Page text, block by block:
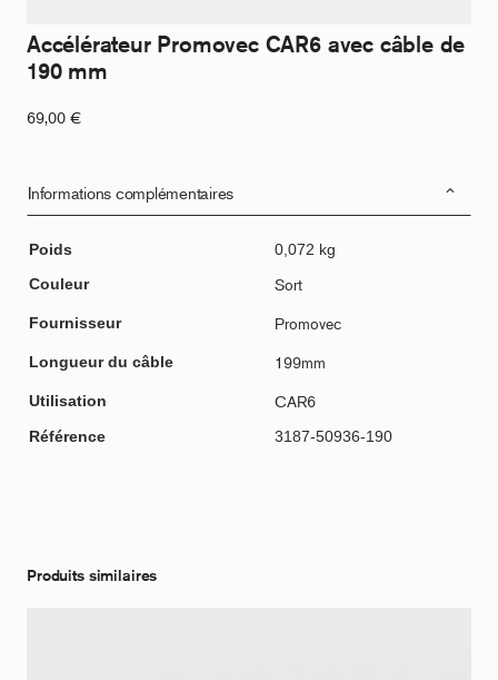
Accélérateur Promovec CAR6 avec câble de
190 mm
69,00 €
Informations complémentaires
Poids
0,072 kg
Couleur
Sort
Fournisseur Promovec
Longueur du câble 199mm
Utilisation CAR6
Référence 3187-50936-190
Produits similaires